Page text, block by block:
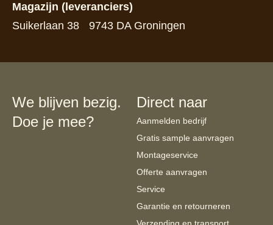
Magazijn (leveranciers)
Suikerlaan 38 9743 DA Groningen
We blijven bezig.
Doe je mee?
Direct naar
Aanmelden bedrijf
Gratis sample aanvragen
Montageservice
Offerte aanvragen
Service
Garantie en retourneren